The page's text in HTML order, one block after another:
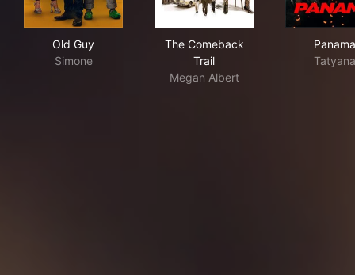
Old Guy
Simone
The Comeback
Trail
Megan Albert
Panama
Tatyana